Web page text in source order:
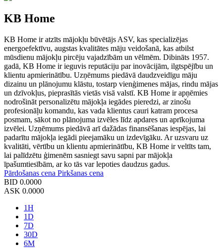
KB Home
KB Home ir atzīts mājokļu būvētājs ASV, kas specializējas
energoefektīvu, augstas kvalitātes māju veidošanā, kas atbilst
mūsdienu mājokļu pircēju vajadzībām un vēlmēm. Dibināts 1957.
gadā, KB Home ir ieguvis reputāciju par inovācijām, ilgtspējību un
klientu apmierinātību. Uzņēmums piedāvā daudzveidīgu māju
dizainu un plānojumu klāstu, tostarp vienģimenes mājas, rindu mājas
un dzīvokļus, pieprasītās vietās visā valstī. KB Home ir apņēmies
nodrošināt personalizētu mājokļa iegādes pieredzi, ar zinošu
profesionāļu komandu, kas vada klientus cauri katram procesa
posmam, sākot no plānojuma izvēles līdz apdares un aprīkojuma
izvēlei. Uzņēmums piedāvā arī dažādas finansēšanas iespējas, lai
padarītu mājokļa iegādi pieejamāku un izdevīgāku. Ar uzsvaru uz
kvalitāti, vērtību un klientu apmierinātību, KB Home ir veltīts tam,
lai palīdzētu ģimenēm sasniegt savu sapni par mājokļa
īpašumtiesībām, ar ko tās var lepoties daudzus gadus.
Pārdošanas cena Pirkšanas cena
BID 0.0000
ASK 0.0000
1H
1D
7D
30D
6M